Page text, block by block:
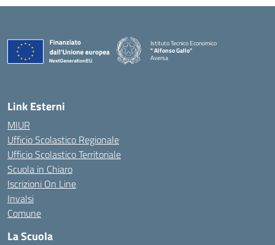
Istituto Tecnico Economico
" Alfonso Gallo"
Aversa
Link Esterni
MIUR
Ufficio Scolastico Regionale
Ufficio Scolastico Territoriale
Scuola in Chiaro
Iscrizioni On Line
Invalsi
Comune
La Scuola